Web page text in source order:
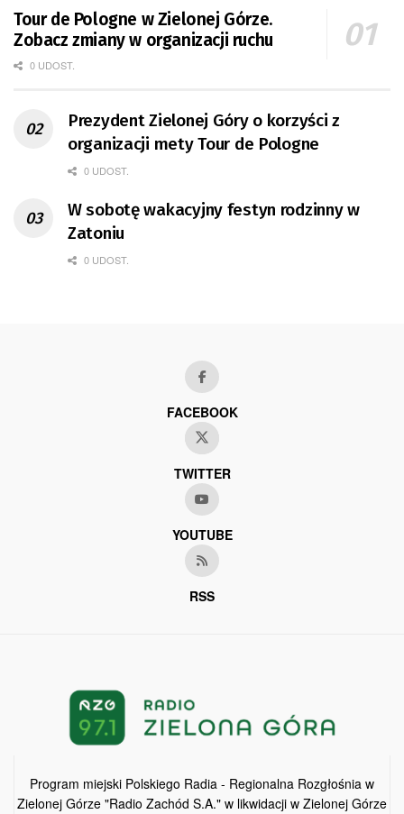
Tour de Pologne w Zielonej Górze.
Zobacz zmiany w organizacji ruchu
0 UDOST.
Prezydent Zielonej Góry o korzyści z
organizacji mety Tour de Pologne
0 UDOST.
W sobotę wakacyjny festyn rodzinny w
Zatoniu
0 UDOST.
FACEBOOK
TWITTER
YOUTUBE
RSS
Program miejski Polskiego Radia - Regionalna Rozgłośnia w
Zielonej Górze "Radio Zachód S.A." w likwidacji w Zielonej Górze